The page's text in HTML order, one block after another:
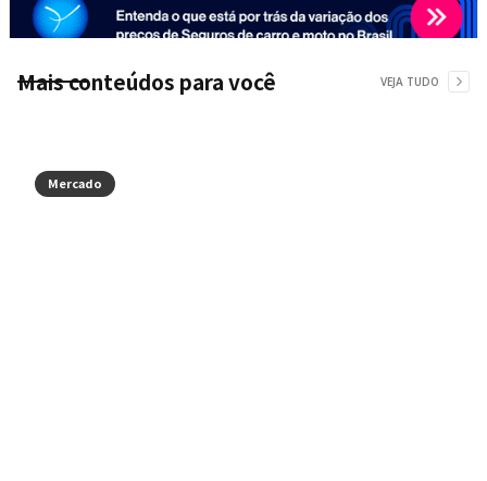
Mais conteúdos para você VEJA TUDO
Mercado